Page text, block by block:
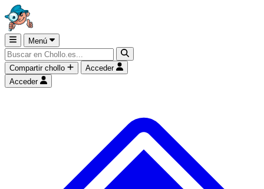
Menú
Compartir chollo
Acceder
Acceder